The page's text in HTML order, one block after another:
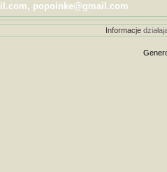
popoinke@gmail.com
Informacje